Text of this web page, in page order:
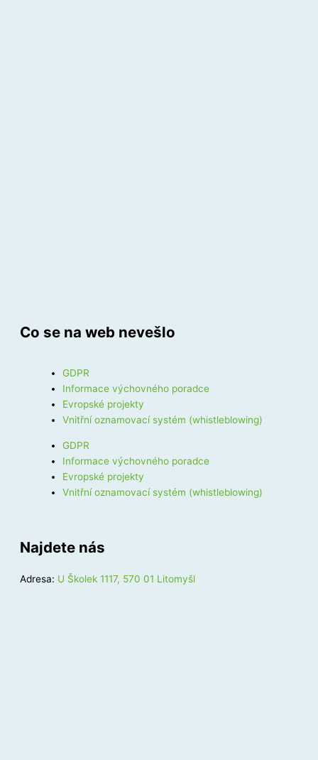
Co se na web nevešlo
GDPR
Informace výchovného poradce
Evropské projekty
Vnitřní oznamovací systém (whistleblowing)
GDPR
Informace výchovného poradce
Evropské projekty
Vnitřní oznamovací systém (whistleblowing)
Najdete nás
Adresa: U Školek 1117, 570 01 Litomyšl